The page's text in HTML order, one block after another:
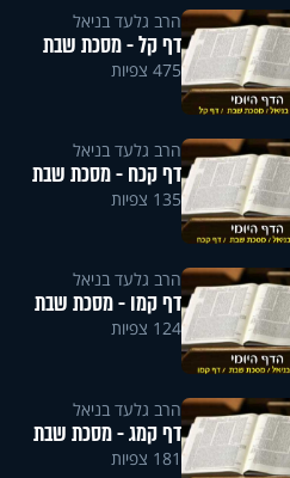
הרב גלעד בניאל
דף קל - מסכת שבת
475 צפיות
הרב גלעד בניאל
דף קכח - מסכת שבת
135 צפיות
הרב גלעד בניאל
דף קמו - מסכת שבת
124 צפיות
הרב גלעד בניאל
דף קמג - מסכת שבת
181 צפיות